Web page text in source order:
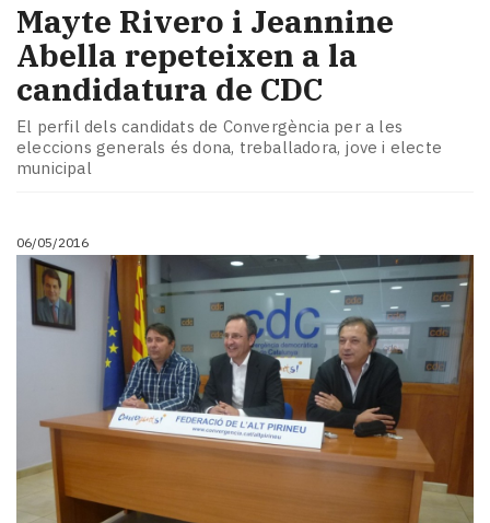
Mayte Rivero i Jeannine
Abella repeteixen a la
candidatura de CDC
El perfil dels candidats de Convergència per a les
eleccions generals és dona, treballadora, jove i electe
municipal
06/05/2016